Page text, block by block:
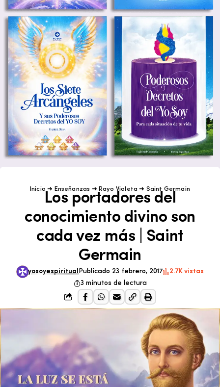
Inicio ➜ Enseñanzas ➜ Rayo Violeta ➜ Saint Germain
Los portadores del
conocimiento divino son
cada vez más | Saint
Germain
yosoyespiritual Publicado 23 febrero, 2017
2.7K vistas
3 minutos de lectura